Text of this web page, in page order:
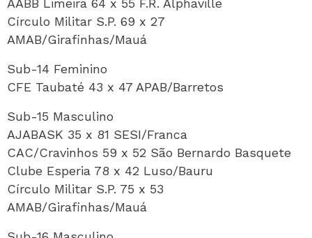
Círculo Militar S.P. 69 x 27
AMAB/Girafinhas/Mauá
Sub-14 Feminino
CFE Taubaté 43 x 47 APAB/Barretos
Sub-15 Masculino
AJABASK 35 x 81 SESI/Franca
CAC/Cravinhos 59 x 52 São Bernardo Basquete
Clube Esperia 78 x 42 Luso/Bauru
Círculo Militar S.P. 75 x 53
AMAB/Girafinhas/Mauá